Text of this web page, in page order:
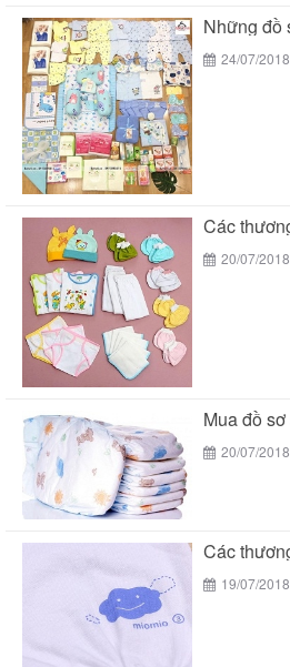
24/07/2018
20/07/2018
20/07/2018
19/07/2018